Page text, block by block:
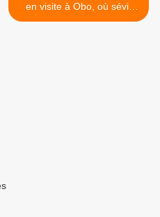
en visite à Obo, où sévit
encore la LRA >